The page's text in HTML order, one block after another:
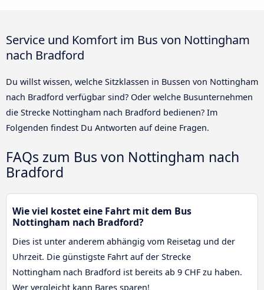
Service und Komfort im Bus von Nottingham
nach Bradford
Du willst wissen, welche Sitzklassen in Bussen von Nottingham
nach Bradford verfügbar sind? Oder welche Busunternehmen
die Strecke Nottingham nach Bradford bedienen? Im
Folgenden findest Du Antworten auf deine Fragen.
FAQs zum Bus von Nottingham nach
Bradford
Wie viel kostet eine Fahrt mit dem Bus
Nottingham nach Bradford?
Dies ist unter anderem abhängig vom Reisetag und der
Uhrzeit. Die günstigste Fahrt auf der Strecke
Nottingham nach Bradford ist bereits ab 9 CHF zu haben.
Wer vergleicht kann Bares sparen!